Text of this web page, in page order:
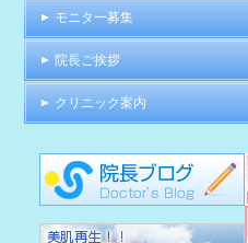
モニター募集
院長ご挨拶
クリニック案内